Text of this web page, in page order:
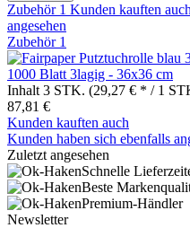
Zubehör 1 Kunden kauften auch
angesehen
Zubehör 1
1000 Blatt 3lagig - 36x36 cm
Inhalt 3 STK. (29,27 € * / 1
87,81 €
Kunden kauften auch
Kunden haben sich ebenfalls
Zuletzt angesehen
Schnelle
Beste
Premium-Händler
Newsletter